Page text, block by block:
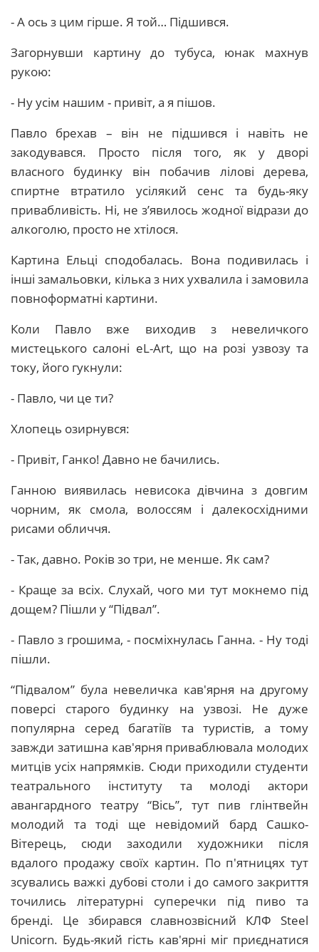
- А ось з цим гірше. Я той… Підшився.
Загорнувши картину до тубуса, юнак махнув
рукою:
- Ну усім нашим - привіт, а я пішов.
Павло брехав – він не підшився і навіть не
закодувався. Просто після того, як у дворі
власного будинку він побачив лілові дерева,
спиртне втратило усілякий сенс та будь-яку
привабливість. Ні, не з’явилось жодної відрази до
алкоголю, просто не хтілося.
Картина Ельці сподобалась. Вона подивилась і
інші замальовки, кілька з них ухвалила і замовила
повноформатні картини.
Коли Павло вже виходив з невеличкого
мистецького салоні eL-Art, що на розі узвозу та
току, його гукнули:
- Павло, чи це ти?
Хлопець озирнувся:
- Привіт, Ганко! Давно не бачились.
Ганною виявилась невисока дівчина з довгим
чорним, як смола, волоссям і далекосхідними
рисами обличчя.
- Так, давно. Років зо три, не менше. Як сам?
- Краще за всіх. Слухай, чого ми тут мокнемо під
дощем? Пішли у “Підвал”.
- Павло з грошима, - посміхнулась Ганна. - Ну тоді
пішли.
“Підвалом” була невеличка кав'ярня на другому
поверсі старого будинку на узвозі. Не дуже
популярна серед багатіїв та туристів, а тому
завжди затишна кав'ярня приваблювала молодих
митців усіх напрямків. Сюди приходили студенти
театрального інституту та молоді актори
авангардного театру “Вісь”, тут пив глінтвейн
молодий та тоді ще невідомий бард Сашко-
Вітерець, сюди заходили художники після
вдалого продажу своїх картин. По п'ятницях тут
зсувались важкі дубові столи і до самого закриття
точились літературні суперечки під пиво та
бренді. Це збирався славнозвісний КЛФ Steel
Unicorn. Будь-який гість кав'ярні міг приєднатися